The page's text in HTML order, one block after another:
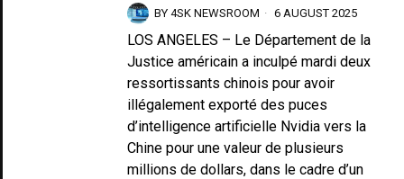
BY 4SK NEWSROOM 6 AUGUST 2025
LOS ANGELES – Le Département de la
Justice américain a inculpé mardi deux
ressortissants chinois pour avoir
illégalement exporté des puces
d’intelligence artificielle Nvidia vers la
Chine pour une valeur de plusieurs
millions de dollars, dans le cadre d’un